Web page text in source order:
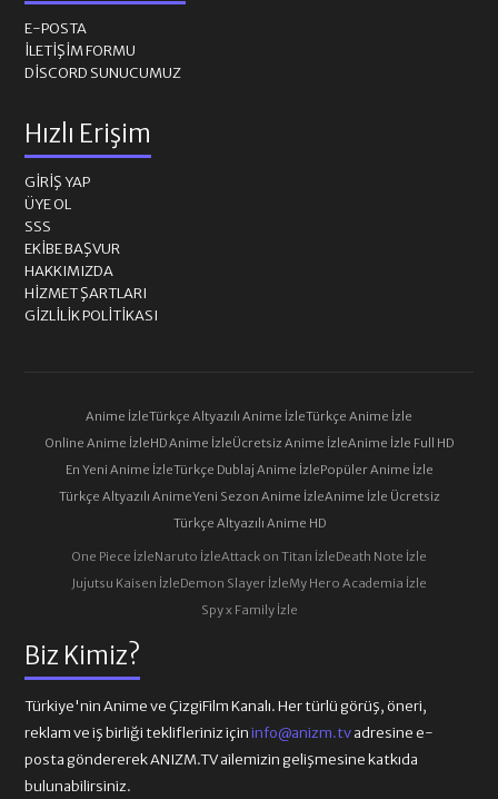
Biz Kimiz?
Türkiye'nin Anime ve ÇizgiFilm Kanalı. Her türlü görüş, öneri,
reklam ve iş birliği teklifleriniz içininfo@anizm.tvadresine e-
posta göndererek ANIZM.TV ailemizin gelişmesine katkıda
bulunabilirsiniz.
E-POSTA
İLETIŞIM FORMU
DISCORD SUNUCUMUZ
Hızlı Erişim
GIRIŞ YAP
ÜYE OL
SSS
EKIBE BAŞVUR
HAKKIMIZDA
HIZMET ŞARTLARI
GIZLILIK POLITIKASI
Anime İzleTürkçe Altyazılı Anime İzleTürkçe Anime İzle
Online Anime İzleHD Anime İzleÜcretsiz Anime İzleAnime İzle Full HD
En Yeni Anime İzleTürkçe Dublaj Anime İzlePopüler Anime İzle
Türkçe Altyazılı AnimeYeni Sezon Anime İzleAnime İzle Ücretsiz
Türkçe Altyazılı Anime HD
One Piece İzleNaruto İzleAttack on Titan İzleDeath Note İzle
Jujutsu Kaisen İzleDemon Slayer İzleMy Hero Academia İzle
Spy x Family İzle